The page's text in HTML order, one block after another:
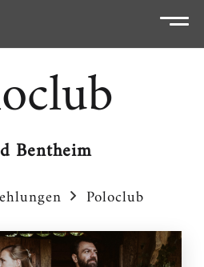
Bentheim
Poloclub